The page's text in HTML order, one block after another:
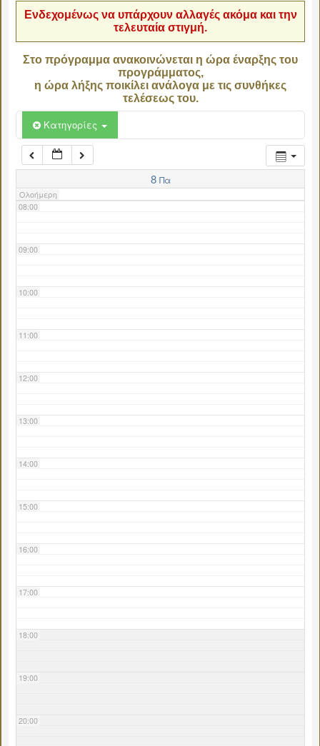
Ενδεχομένως να υπάρχουν αλλαγές ακόμα και την
τελευταία στιγμή.
Στο πρόγραμμα ανακοινώνεται η ώρα έναρξης του
προγράμματος,
η ώρα λήξης ποικίλει ανάλογα με τις συνθήκες
τελέσεως του.
Κατηγορίες
8 Πα
Ολοήμερη
06:00
07:00
08:00
09:00
10:00
11:00
12:00
13:00
14:00
15:00
16:00
17:00
18:00
19:00
20:00